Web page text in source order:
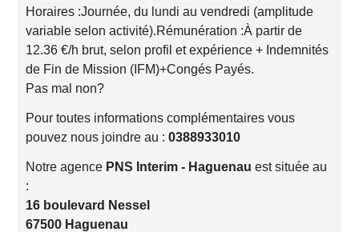
Horaires :Journée, du lundi au vendredi (amplitude
variable selon activité).Rémunération :À partir de
12.36 €/h brut, selon profil et expérience + Indemnités
de Fin de Mission (IFM)+Congés Payés.
Pas mal non?
Pour toutes informations complémentaires vous
pouvez nous joindre au :0388933010
Notre agence PNS Interim - Haguenauest située au
:
16 boulevard Nessel
67500 Haguenau